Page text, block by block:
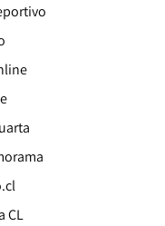
Opens in new window
CLOpens in new window